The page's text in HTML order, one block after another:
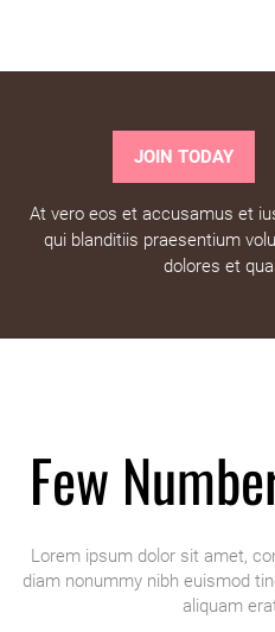
JOIN TODAY
At vero eos et accusamus et
qui blanditiis praesentium
dolores et
Few
Lorem ipsum dolor sit amet,
diam nonummy nibh euismod
aliquam